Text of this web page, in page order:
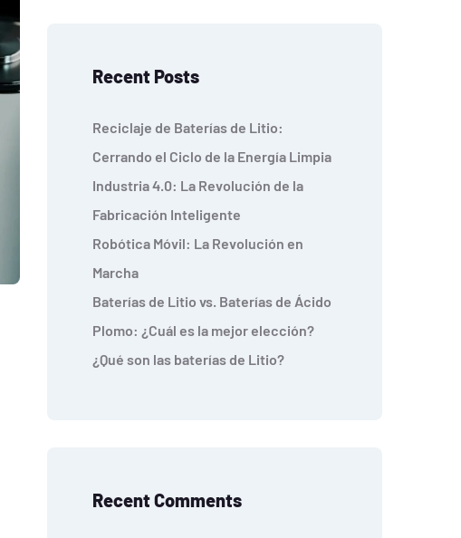
Recent Posts
Reciclaje de Baterías de Litio:
Cerrando el Ciclo de la Energía Limpia
Industria 4.0: La Revolución de la
Fabricación Inteligente
Robótica Móvil: La Revolución en
Marcha
Baterías de Litio vs. Baterías de Ácido
Plomo: ¿Cuál es la mejor elección?
¿Qué son las baterías de Litio?
Recent Comments